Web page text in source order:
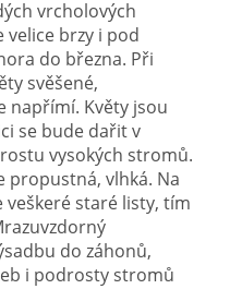
vrcholových
velice brzy i pod
do března. Při
svěšené,
napřímí. Květy jsou
se bude dařit v
vysokých stromů.
propustná, vlhká. Na
staré listy, tím
do záhonů,
i podrosty stromů